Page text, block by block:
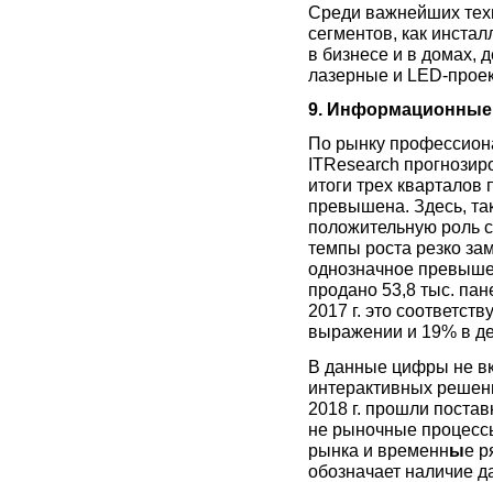
Среди важнейших
сегментов, как
в бизнесе и в домах,
лазерные и LED-
9. Информационные
По рынку
ITResearch
итоги трех кварталов
превышена. Здесь,
положительную роль
темпы роста резко
однозначное
продано 53,8 тыс.
2017 г. это
выражении и 19% в
В данные цифры не
интерактивных
2018 г. прошли
не рыночные
рынка и временные
обозначает наличие